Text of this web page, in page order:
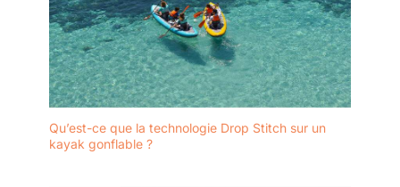
【Kit Complet Prêt À
L’emploi — Couvre
Tous Les
Essentiels】:
Accédez à l’eau avec
le stand paddle
Niphean. Inclus : 1
pagaie réglable, 1
Qu’est-ce que la technologie Drop Stitch sur un
kayak gonflable ?